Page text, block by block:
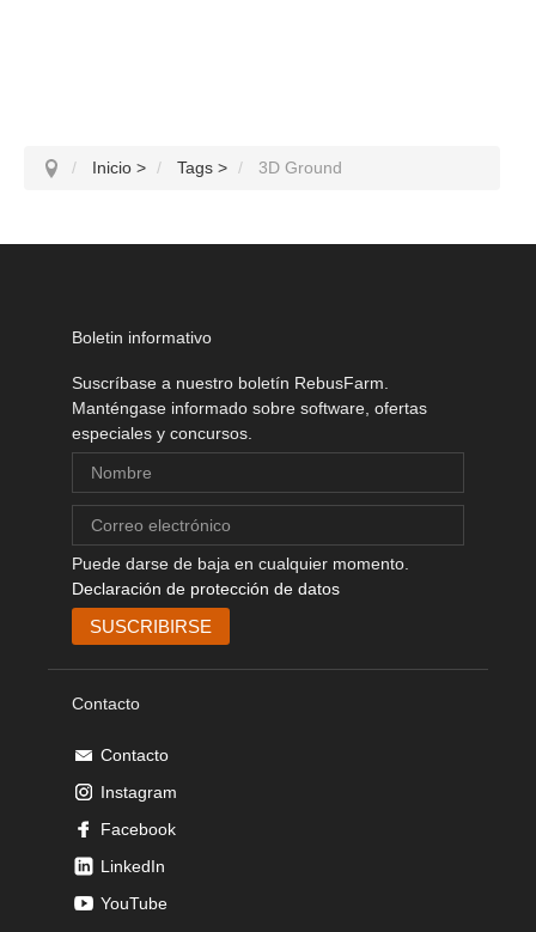
Inicio > Tags > 3D Ground
Boletin informativo
Suscríbase a nuestro boletín RebusFarm.
Manténgase informado sobre software, ofertas
especiales y concursos.
Puede darse de baja en cualquier momento.
Declaración de protección de datos
Contacto
Contacto
Instagram
Facebook
LinkedIn
YouTube